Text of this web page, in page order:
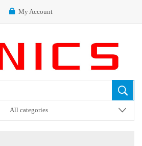
My Account
All categories